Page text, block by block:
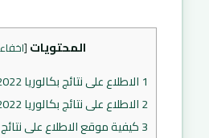
المحتويات [اخفاء
1 الاطلاع على نتائج بكالوريا 2022 احرار
2الاطلاع على نتائج بكالوريا 2022 للمتمدرسين
3كيفية موقع الاطلاع على نتائج